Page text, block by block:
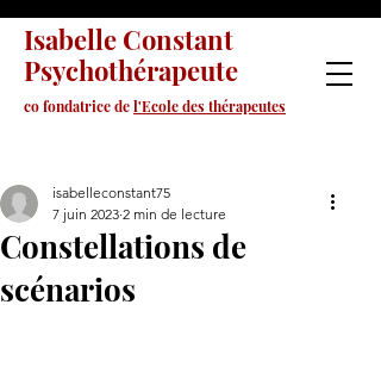
Isabelle Constant
Psychothérapeute
co fondatrice del'Ecole des thérapeutes
Constellations de
scénarios
isabelleconstant75
7 juin 2023 2 min de lecture